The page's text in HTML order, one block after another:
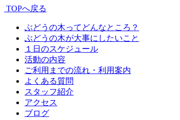
TOPへ戻る
ぶどうの木ってどんなところ？
ぶどうの木が大事にしたいこと
１日のスケジュール
活動の内容
ご利用までの流れ・利用案内
よくある質問
スタッフ紹介
アクセス
ブログ